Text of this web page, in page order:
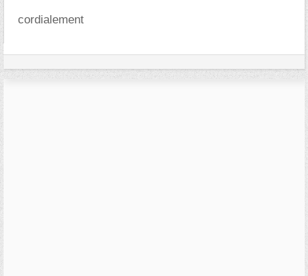
cordialement